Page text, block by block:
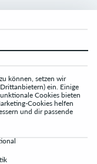
können, setzen wir
ein. Einige
Cookies bieten
Cookies helfen
und dir passende